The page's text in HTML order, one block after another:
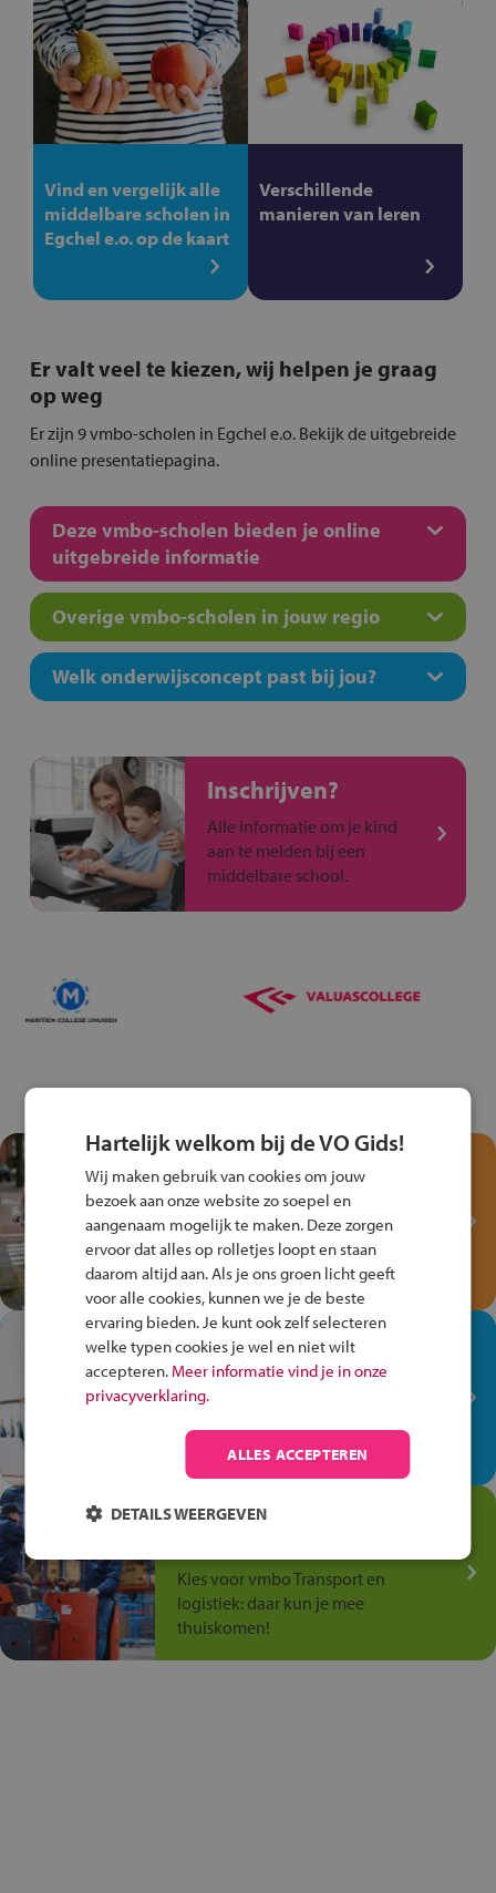
Vind en vergelijk alle
middelbare scholen in
Egchel e.o. op de kaart
Verschillende
manieren van leren
Er valt veel te kiezen, wij helpen je graag
op weg
Er zijn 9 vmbo-scholen in Egchel e.o. Bekijk de uitgebreide
online presentatiepagina.
Deze vmbo-scholen bieden je online
uitgebreide informatie
Overige vmbo-scholen in jouw regio
Welk onderwijsconcept past bij jou?
Inschrijven?
Alle informatie om je kind
aan te melden bij een
middelbare school.
Test je kennis met het
Fiets Veilig
Verkeersspel!
Speel het Fiets Veilig Verkeersspel
en win een Cortina-fiets!
In de winkel ben je op je
plek!
Ontdek via het vmbo jouw talent
op de winkelvloer, waar elke dag
anders is!
Jouw talent in de
Kies voor vmbo Transport en
logistiek: daar kun je mee
thuiskomen!
Hartelijk welkom bij de VO Gids!
Wij maken gebruik van cookies om jouw
bezoek aan onze website zo soepel en
aangenaam mogelijk te maken. Deze zorgen
ervoor dat alles op rolletjes loopt en staan
daarom altijd aan. Als je ons groen licht geeft
voor alle cookies, kunnen we je de beste
ervaring bieden. Je kunt ook zelf selecteren
welke typen cookies je wel en niet wilt
accepteren. Meer informatie vind je in onze
privacyverklaring.
ALLES ACCEPTEREN
DETAILS WEERGEVEN